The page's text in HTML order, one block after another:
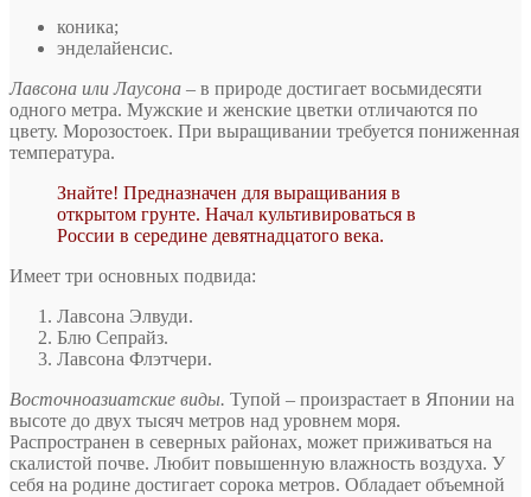
коника;
энделайенсис.
Лавсона или Лаусона – в природе достигает восьмидесяти
одного метра. Мужские и женские цветки отличаются по
цвету. Морозостоек. При выращивании требуется пониженная
температура.
Знайте! Предназначен для выращивания в
открытом грунте. Начал культивироваться в
России в середине девятнадцатого века.
Имеет три основных подвида:
Лавсона Элвуди.
Блю Сепрайз.
Лавсона Флэтчери.
Восточноазиатские виды. Тупой – произрастает в Японии на
высоте до двух тысяч метров над уровнем моря.
Распространен в северных районах, может приживаться на
скалистой почве. Любит повышенную влажность воздуха. У
себя на родине достигает сорока метров. Обладает объемной